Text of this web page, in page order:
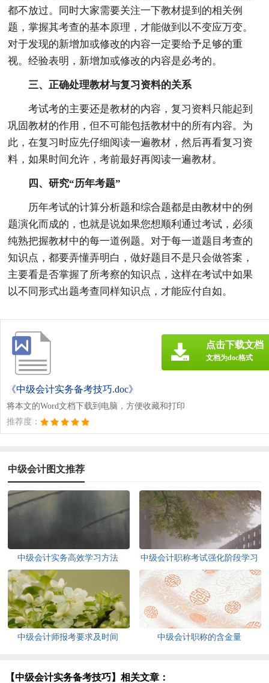
都不放过。同时大家需要关注一下教材提到的相关例
题，掌握其考查的基本原理，才能做到以不变应万变。
对于发现的新增加或修改的内容一定要给予足够的重
视。经验表明，新增加或修改的内容是必考的。
三、正确处理教材与复习资料的关系
考试考的主要还是教材的内容，复习资料只能起到
巩固教材的作用，但不可能包括教材中的所有内容。为
此，在复习时应先仔细阅读一遍教材，然后再看复习资
料，如果时间允许，考前最好再阅读一遍教材。
四、研究“历年考题”
历年考试的计算分析题和综合题都是由教材中的例
题演化而成的，也就是说如果您想顺利通过考试，必须
纯熟把握教材中的每一道例题。对于每一道题目考查的
知识点，都要弄懂弄明白，做好题目不是只会做答案，
主要看是否掌握了所考察的知识点，这样在考试中如果
以不同形式出题考查同样知识点，才能应付自如。
《中级会计实务备考技巧.doc》
将本文的Word文档下载到电脑，方便收藏和打印
推荐度：
点击下载文档
文档为doc格式
中级会计图文推荐
中级会计实务高效学习方法
中级会计职称考试强化阶段学习
法
中级会计师报考要求及时间 中级会计职称的含金量
【中级会计实务备考技巧】相关文章：